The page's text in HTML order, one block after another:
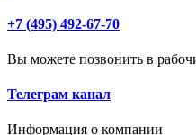
+7 (495) 492-67-70
Вы можете позвонить в
Телеграм канал
Информация о компании